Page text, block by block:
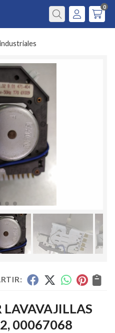
Buscar
0
00067068